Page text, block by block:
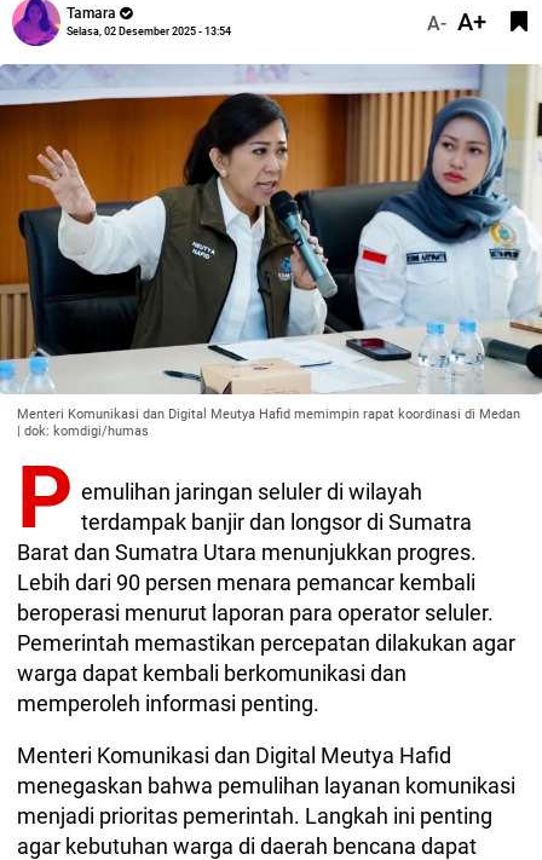
Tamara
Selasa, 02 Desember 2025 - 13:54 A- A+
Menteri Komunikasi dan Digital Meutya Hafid memimpin rapat koordinasi di Medan
| dok: komdigi/humas
P emulihan jaringan seluler di wilayah
terdampak banjir dan longsor di Sumatra
Barat dan Sumatra Utara menunjukkan progres.
Lebih dari 90 persen menara pemancar kembali
beroperasi menurut laporan para operator seluler.
Pemerintah memastikan percepatan dilakukan agar
warga dapat kembali berkomunikasi dan
memperoleh informasi penting.
Menteri Komunikasi dan Digital Meutya Hafid
menegaskan bahwa pemulihan layanan komunikasi
menjadi prioritas pemerintah. Langkah ini penting
agar kebutuhan warga di daerah bencana dapat